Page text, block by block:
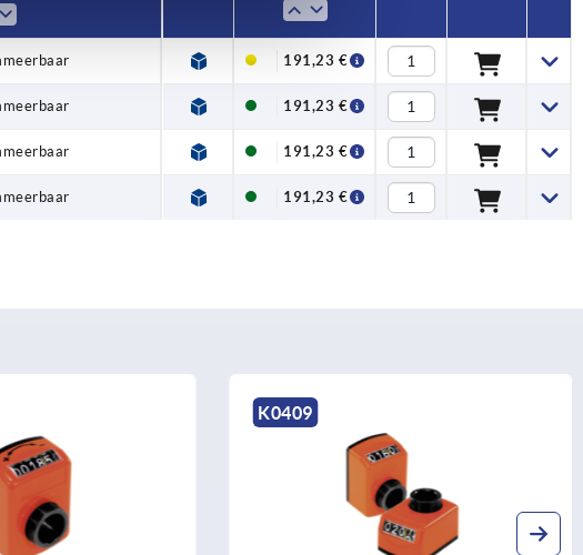
191,23 €
191,23 €
191,23 €
191,23 €
K1928